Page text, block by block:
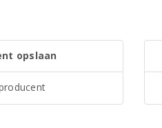
opslaan